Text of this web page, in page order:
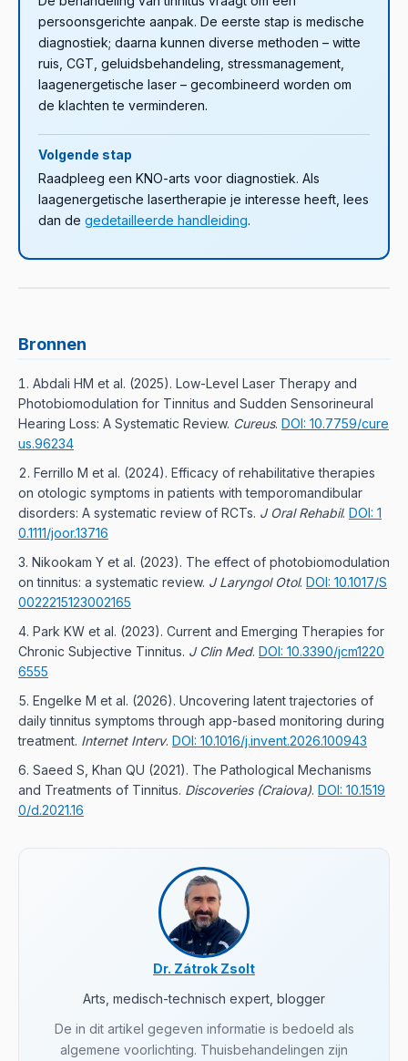
persoonsgerichte aanpak. De eerste stap is medische
diagnostiek; daarna kunnen diverse methoden – witte
ruis, CGT, geluidsbehandeling, stressmanagement,
laagenergetische laser – gecombineerd worden om
de klachten te verminderen.
Volgende stap
Raadpleeg een KNO-arts voor diagnostiek. Als
laagenergetische lasertherapie je interesse heeft, lees
dan de gedetailleerde handleiding.
Bronnen
Abdali HM et al. (2025). Low-Level Laser Therapy and
Photobiomodulation for Tinnitus and Sudden Sensorineural
Hearing Loss: A Systematic Review. Cureus. DOI: 10.7759/cure
us.96234
Ferrillo M et al. (2024). Efficacy of rehabilitative therapies
on otologic symptoms in patients with temporomandibular
disorders: A systematic review of RCTs. J Oral Rehabil. DOI: 1
0.1111/joor.13716
Nikookam Y et al. (2023). The effect of photobiomodulation
on tinnitus: a systematic review. J Laryngol Otol. DOI: 10.1017/S
0022215123002165
Park KW et al. (2023). Current and Emerging Therapies for
Chronic Subjective Tinnitus. J Clin Med. DOI: 10.3390/jcm1220
6555
Engelke M et al. (2026). Uncovering latent trajectories of
daily tinnitus symptoms through app-based monitoring during
treatment. Internet Interv. DOI: 10.1016/j.invent.2026.100943
Saeed S, Khan QU (2021). The Pathological Mechanisms
and Treatments of Tinnitus. Discoveries (Craiova). DOI: 10.1519
0/d.2021.16
Dr. Zátrok Zsolt
Arts, medisch-technisch expert, blogger
De in dit artikel gegeven informatie is bedoeld als
algemene voorlichting. Thuisbehandelingen zijn